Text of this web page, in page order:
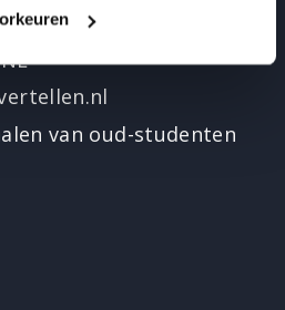
van oud-studenten